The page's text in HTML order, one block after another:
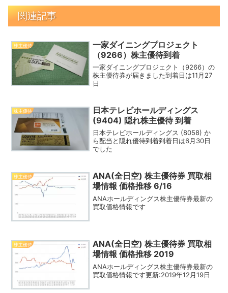
関連記事
株主優待
一家ダイニングプロジェクト
（9266）株主優待到着
一家ダイニングプロジェクト（9266）の
株主優待券が届きました到着日は11月27
日
株主優待
日本テレビホールディングス
(9404) 隠れ株主優待 到着
日本テレビホールディングス (8058) か
ら配当と隠れ優待到着到着日は6月30日
でした
株主優待
ANA(全日空) 株主優待券 買取相
場情報 価格推移 6/16
ANAホールディングス株主優待券最新の
買取価格情報です
株主優待
ANA(全日空) 株主優待券 買取相
場情報 価格推移 2019
ANAホールディングス株主優待券最新の
買取価格情報です更新:2019年12月19日